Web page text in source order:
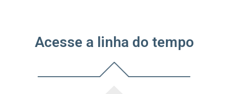
Acesse a linha do tempo